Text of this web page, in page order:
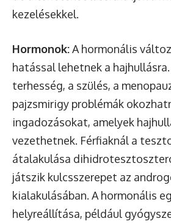
kezelésekkel.
Hormonok:A hormonális
hatással lehetnek a
terhesség, a szülés, a
pajzsmirigy problémák
ingadozásokat, amelyek
vezethetnek. Férfiaknál a
átalakulása
játszik kulcsszerepet az
kialakulásában. A hormonális
helyreállítása, például